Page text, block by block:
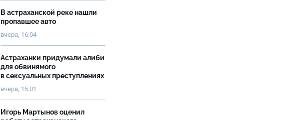
В астраханской реке нашли
пропавшее авто
вчера, 16:04
Астраханки придумали алиби
для обвинямого
в сексуальных преступлениях
вчера, 15:01
Игорь Мартынов оценил